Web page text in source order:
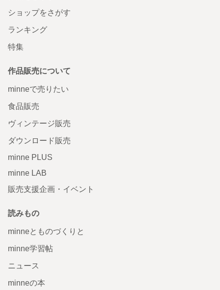
ショップをさがす
ランキング
特集
作品販売について
minneで売りたい
食品販売
ヴィンテージ販売
ダウンロード販売
minne PLUS
minne LAB
販売支援企画・イベント
読みもの
minneとものづくりと
minne学習帖
ニュース
minneの本